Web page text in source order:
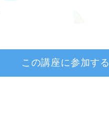
この講座に参加する